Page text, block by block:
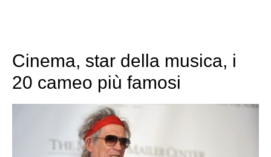
Cinema, star della musica, i
20 cameo più famosi